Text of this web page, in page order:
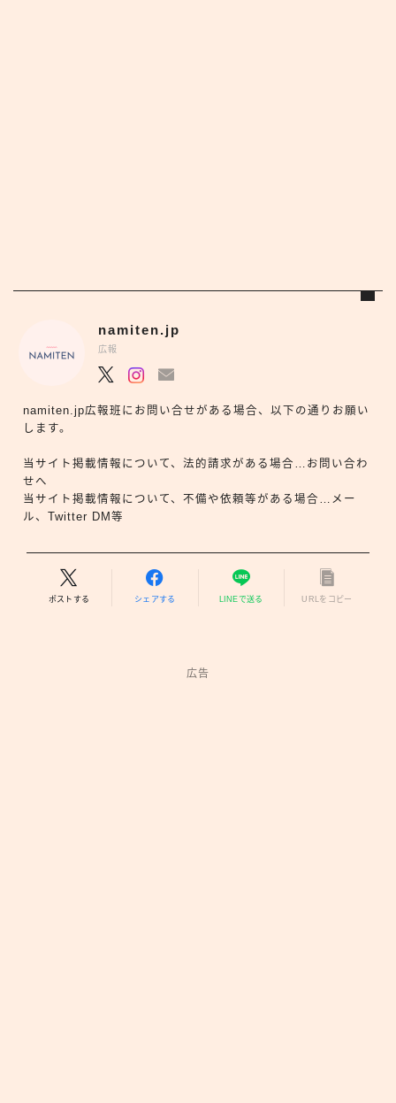
namiten.jp
広報
namiten.jp広報班にお問い合せがある場合、以下の通りお願い
します。
当サイト掲載情報について、法的請求がある場合…お問い合わ
せへ
当サイト掲載情報について、不備や依頼等がある場合…メー
ル、Twitter DM等
ポストする シェアする LINEで送る URLをコピー
広告